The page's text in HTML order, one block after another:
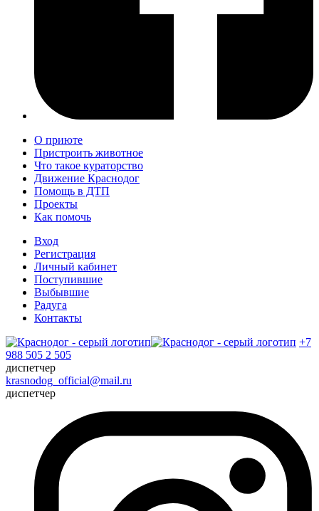
О приюте
Пристроить животное
Что такое кураторство
Движение Краснодог
Помощь в ДТП
Проекты
Как помочь
Вход
Регистрация
Личный кабинет
Поступившие
Выбывшие
Радуга
Контакты
+7
988 505 2 505
диспетчер
krasnodog_official@mail.ru
диспетчер